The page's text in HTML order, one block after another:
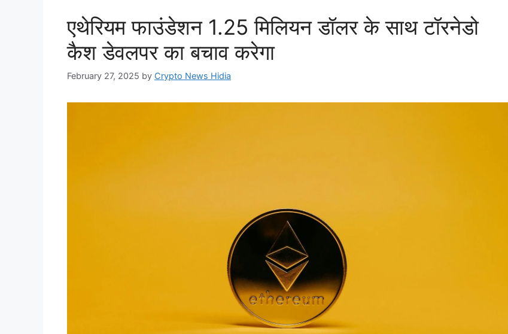
एथेरियम फाउंडेशन 1.25 मिलियन डॉलर के साथ टॉरनेडो
कैश डेवलपर का बचाव करेगा
February 27, 2025 by Crypto News Hidia